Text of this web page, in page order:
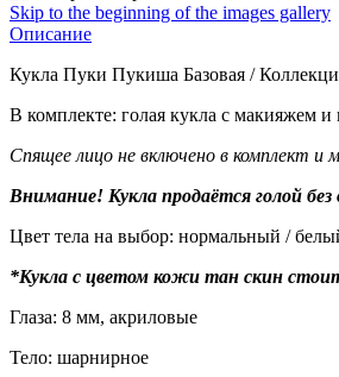
Skip to the beginning of the images gallery
Описание
Кукла Пуки Пукиша Базовая /
В комплекте: голая кукла с макияжем
Спящее лицо не включено в комплект
Внимание! Кукла продаётся голой
Цвет тела на выбор: нормальный /
*Кукла с цветом кожи тан скин
Глаза: 8 мм, акриловые
Тело: шарнирное